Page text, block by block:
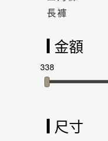
長褲
金額
338
尺寸